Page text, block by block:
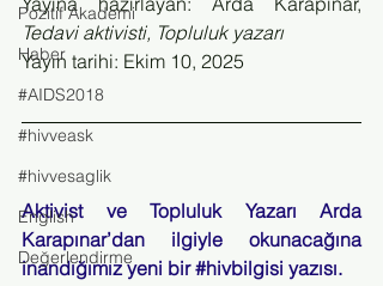
Pozitif Akademi
Haber
#AIDS2018
#hivveask
#hivvesaglik
English
Değerlendirme
Tedavi aktivisti, Topluluk yazarı
Yayın tarihi: Ekim 10, 2025
Aktivist ve Topluluk Yazarı Arda
Karapınar’dan ilgiyle okunacağına
inandığımız yeni bir #hivbilgisi yazısı.